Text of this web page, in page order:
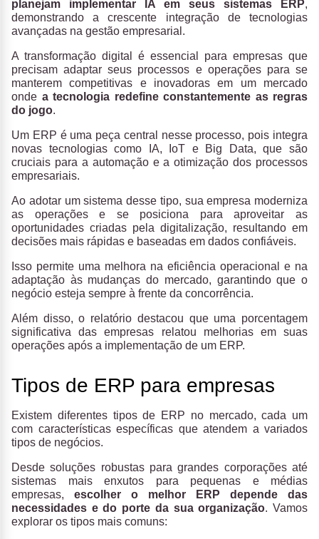
planejam implementar IA em seus sistemas ERP,
demonstrando a crescente integração de tecnologias
avançadas na gestão empresarial.
A transformação digital é essencial para empresas que
precisam adaptar seus processos e operações para se
manterem competitivas e inovadoras em um mercado
onde a tecnologia redefine constantemente as regras
do jogo.
Um ERP é uma peça central nesse processo, pois integra
novas tecnologias como IA, IoT e Big Data, que são
cruciais para a automação e a otimização dos processos
empresariais.
Ao adotar um sistema desse tipo, sua empresa moderniza
as operações e se posiciona para aproveitar as
oportunidades criadas pela digitalização, resultando em
decisões mais rápidas e baseadas em dados confiáveis.
Isso permite uma melhora na eficiência operacional e na
adaptação às mudanças do mercado, garantindo que o
negócio esteja sempre à frente da concorrência.
Além disso, o relatório destacou que uma porcentagem
significativa das empresas relatou melhorias em suas
operações após a implementação de um ERP.
Tipos de ERP para empresas
Existem diferentes tipos de ERP no mercado, cada um
com características específicas que atendem a variados
tipos de negócios.
Desde soluções robustas para grandes corporações até
sistemas mais enxutos para pequenas e médias
empresas, escolher o melhor ERP depende das
necessidades e do porte da sua organização. Vamos
explorar os tipos mais comuns: